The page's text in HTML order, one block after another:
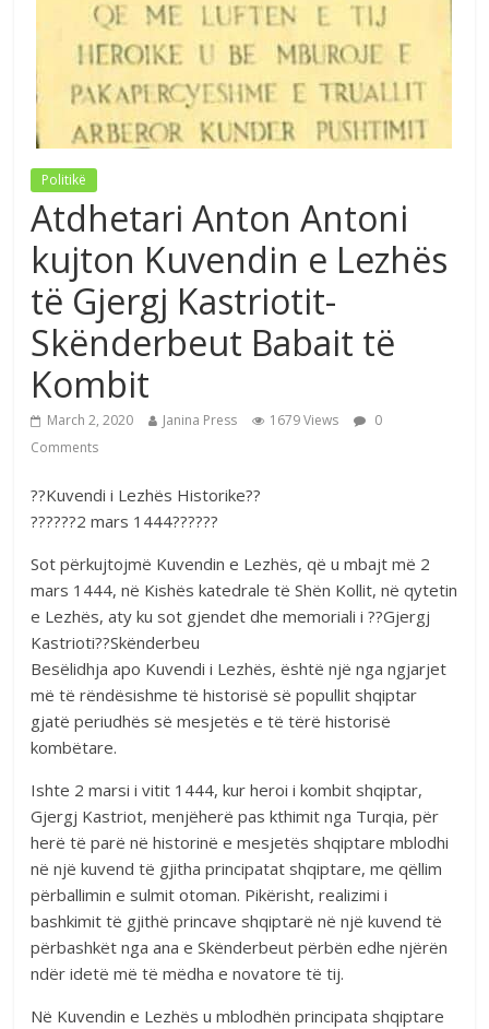
Politikë
Atdhetari Anton Antoni
kujton Kuvendin e Lezhës
të Gjergj Kastriotit-
Skënderbeut Babait të
Kombit
March 2, 2020 Janina Press 1679 Views
0
Comments
??Kuvendi i Lezhës Historike??
??????2 mars 1444??????
Sot përkujtojmë Kuvendin e Lezhës, që u mbajt më 2
mars 1444, në Kishës katedrale të Shën Kollit, në qytetin
e Lezhës, aty ku sot gjendet dhe memoriali i ??Gjergj
Kastrioti??Skënderbeu
Besëlidhja apo Kuvendi i Lezhës, është një nga ngjarjet
më të rëndësishme të historisë së popullit shqiptar
gjatë periudhës së mesjetës e të tërë historisë
kombëtare.
Ishte 2 marsi i vitit 1444, kur heroi i kombit shqiptar,
Gjergj Kastriot, menjëherë pas kthimit nga Turqia, për
herë të parë në historinë e mesjetës shqiptare mblodhi
në një kuvend të gjitha principatat shqiptare, me qëllim
përballimin e sulmit otoman. Pikërisht, realizimi i
bashkimit të gjithë princave shqiptarë në një kuvend të
përbashkët nga ana e Skënderbeut përbën edhe njërën
ndër idetë më të mëdha e novatore të tij.
Në Kuvendin e Lezhës u mblodhën principata shqiptare